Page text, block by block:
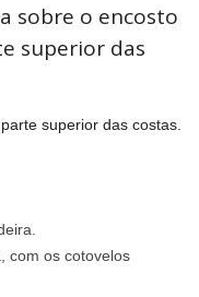
sobre o encosto
superior das
superior das costas.
com os cotovelos